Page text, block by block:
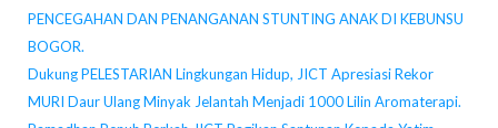
PENCEGAHAN DAN PENANGANAN STUNTING ANAK DI KEBUNSU
BOGOR.
Dukung PELESTARIAN Lingkungan Hidup, JICT Apresiasi Rekor
MURI Daur Ulang Minyak Jelantah Menjadi 1000 Lilin Aromaterapi.